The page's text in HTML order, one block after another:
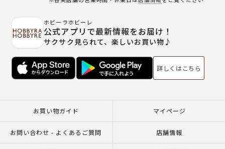
ホビーラホビーレ
公式アプリで最新情報をお届け！
サクサク見られて、楽しいお買い物♪
詳しくはこちら
お買い物ガイド マイページ
お問い合わせ - よくあるご質問 店舗情報